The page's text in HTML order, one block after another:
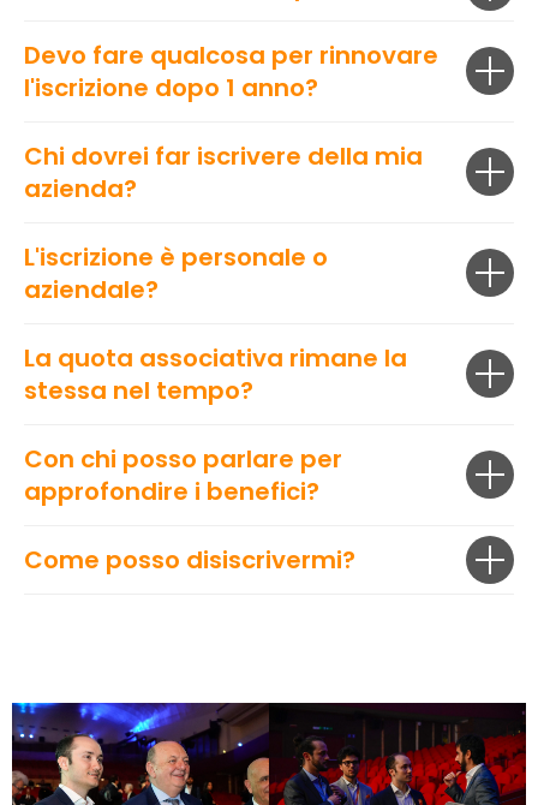
Devo fare qualcosa per rinnovare
l'iscrizione dopo 1 anno?
Chi dovrei far iscrivere della mia
azienda?
L'iscrizione è personale o
aziendale?
La quota associativa rimane la
stessa nel tempo?
Con chi posso parlare per
approfondire i benefici?
Come posso disiscrivermi?